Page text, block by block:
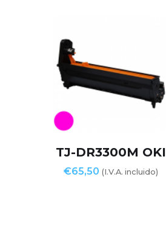
TJ-DR3300M OKI
€65,50 (I.V.A. incluido)